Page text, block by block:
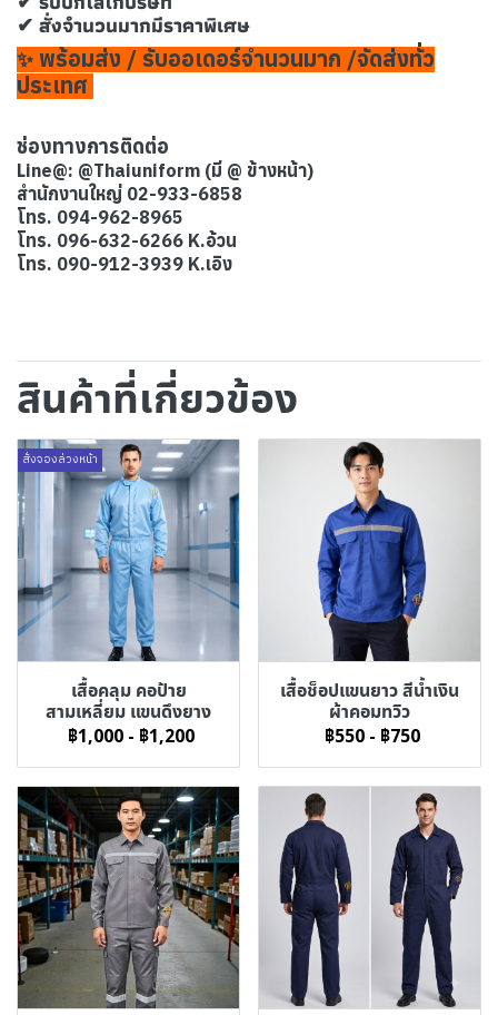
✔ สั่งจำนวนมากมีราคาพิเศษ
✨ พร้อมส่ง / รับออเดอร์จำนวนมาก /จัดส่งทั่ว
ประเทศ
ช่องทางการติดต่อ
Line@: @Thaiuniform (มี @ ข้างหน้า)
สำนักงานใหญ่ 02-933-6858
โทร. 094-962-8965
โทร. 096-632-6266 K.อ้วน
โทร. 090-912-3939 K.เอิง
สินค้าที่เกี่ยวข้อง
สั่งจองล่วงหน้า
เสื้อคลุม คอป้าย
สามเหลี่ยม แขนดึงยาง
฿1,000 - ฿1,200
เสื้อช็อปแขนยาว สีน้ำเงิน
ผ้าคอมทวิว
฿550 - ฿750